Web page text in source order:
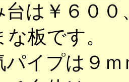
台は￥６０
板です。
パイプは９